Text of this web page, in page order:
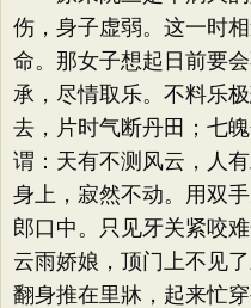
伤，身子虚弱。这一时
命。那女子想起日前要
承，尽情取乐。不料乐
去，片时气断丹田；七
谓：天有不测风云，人
身上，寂然不动。用双
郎口中。只见牙关紧咬
云雨娇娘，顶门上不见
翻身推在里牀，起来忙